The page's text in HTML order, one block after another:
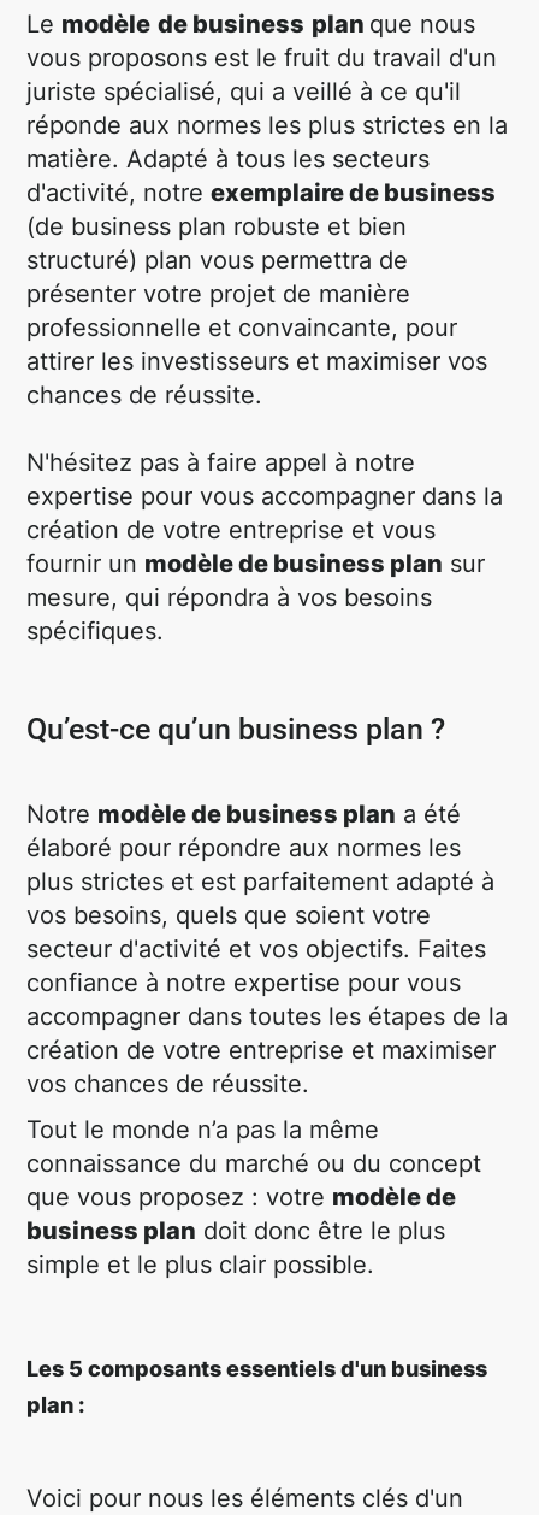
Le modèle de business plan que nous
vous proposons est le fruit du travail d'un
juriste spécialisé, qui a veillé à ce qu'il
réponde aux normes les plus strictes en la
matière. Adapté à tous les secteurs
d'activité, notreexemplaire de business
(de business plan robuste et bien
structuré) plan vous permettra de
présenter votre projet de manière
professionnelle et convaincante, pour
attirer les investisseurs et maximiser vos
chances de réussite.
N'hésitez pas à faire appel à notre
expertise pour vous accompagner dans la
création de votre entreprise et vous
fournir un modèle de business plan sur
mesure, qui répondra à vos besoins
spécifiques.
Qu’est-ce qu’un business plan ?
Notre modèle de business plan a été
élaboré pour répondre aux normes les
plus strictes et est parfaitement adapté à
vos besoins, quels que soient votre
secteur d'activité et vos objectifs. Faites
confiance à notre expertise pour vous
accompagner dans toutes les étapes de la
création de votre entreprise et maximiser
vos chances de réussite.
Tout le monde n’a pas la même
connaissance du marché ou du concept
que vous proposez : votre modèle de
business plan doit donc être le plus
simple et le plus clair possible.
Les 5 composants essentiels d'un business
plan :
Voici pour nous les éléments clés d'un